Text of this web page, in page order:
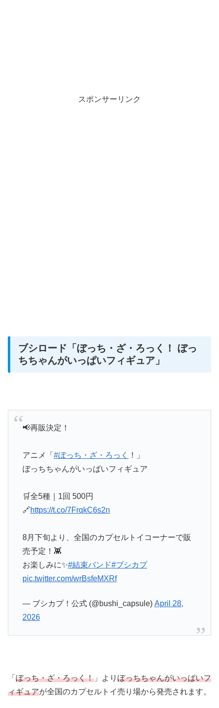
スポンサーリンク
ブシロード 「ぼっち・ざ・ろっく！ ぼっ
ちちゃんがいっぱいフィギュア」
📢再販決定！
アニメ「 #ぼっち・ざ・ろっく
！」
ぼっちちゃんがいっぱいフィギュア
🛒全5種｜1回 500円
🔗https://t.co/7FrqkC6s2n
8月下旬より、全国のカプセルトイコーナーで販
売予定！👾
お楽しみに✨#結束バンド#ブシカプ
pic.twitter.com/wrBsfeMXRf
— ブシカプ！公式 (@bushi_capsule) April 28,
2026
「 ぼっち・ざ・ろっく！ 」より ぼっちちゃんがいっぱいフ
ィギュアが全国のカプセルトイ売り場から発売されます。